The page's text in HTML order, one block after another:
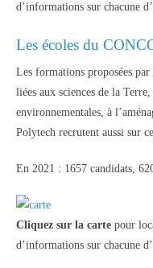
d’informations sur chacune
Les écoles du
Les formations proposées
liées aux sciences de la
environnementales, à
Polytech recrutent aussi sur
En 2021 : 1657 candidats,
Cliquez sur la carte pour
d’informations sur chacune